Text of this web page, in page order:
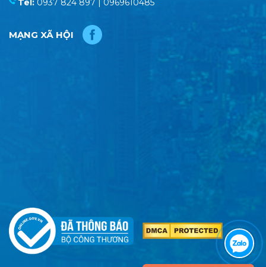
Tel: 0937 824 897 | 0969610485
MẠNG XÃ HỘI